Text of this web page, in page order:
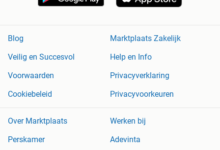
Blog
Marktplaats Zakelijk
Veilig en Succesvol
Help en Info
Voorwaarden
Privacyverklaring
Cookiebeleid
Privacyvoorkeuren
Over Marktplaats
Werken bij
Perskamer
Adevinta